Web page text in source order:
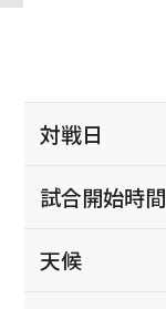
対戦日
試合開始時間
天候